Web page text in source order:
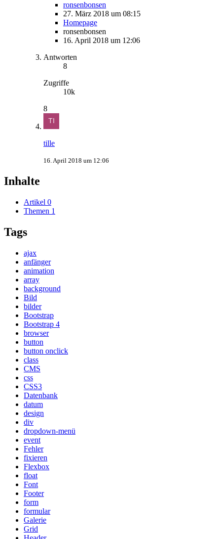
ronsenbonsen
27. März 2018 um 08:15
Homepage
ronsenbonsen
16. April 2018 um 12:06
Antworten
8
Zugriffe
10k
8
tille
16. April 2018 um 12:06
Inhalte
Artikel 0
Themen 1
Tags
ajax
anfänger
animation
array
background
Bild
bilder
Bootstrap
Bootstrap 4
browser
button
button onclick
class
CMS
css
CSS3
Datenbank
datum
design
div
dropdown-menü
event
Fehler
fixieren
Flexbox
float
Font
Footer
form
formular
Galerie
Grid